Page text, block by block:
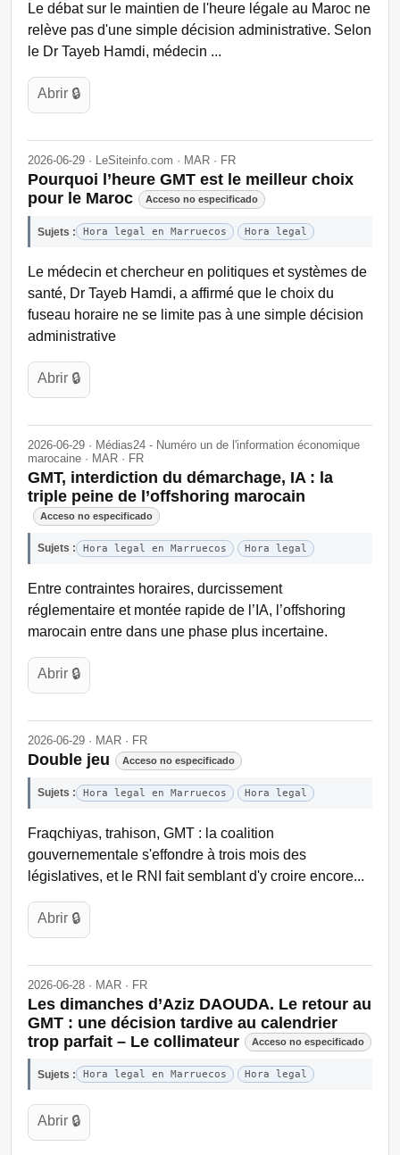
Le débat sur le maintien de l'heure légale au Maroc ne
relève pas d'une simple décision administrative. Selon
le Dr Tayeb Hamdi, médecin ...
Abrir 🔒
2026-06-29 · LeSiteinfo.com · MAR · FR
Pourquoi l’heure GMT est le meilleur choix
pour le Maroc
Acceso no especificado
Sujets : Hora legal en Marruecos Hora legal
Le médecin et chercheur en politiques et systèmes de
santé, Dr Tayeb Hamdi, a affirmé que le choix du
fuseau horaire ne se limite pas à une simple décision
administrative
Abrir 🔒
2026-06-29 · Médias24 - Numéro un de l'information économique
marocaine · MAR · FR
GMT, interdiction du démarchage, IA : la
triple peine de l’offshoring marocain
Acceso no especificado
Sujets : Hora legal en Marruecos Hora legal
Entre contraintes horaires, durcissement
réglementaire et montée rapide de l’IA, l’offshoring
marocain entre dans une phase plus incertaine.
Abrir 🔒
2026-06-29 · MAR · FR
Double jeu Acceso no especificado
Sujets : Hora legal en Marruecos Hora legal
Fraqchiyas, trahison, GMT : la coalition
gouvernementale s'effondre à trois mois des
législatives, et le RNI fait semblant d'y croire encore...
Abrir 🔒
2026-06-28 · MAR · FR
Les dimanches d’Aziz DAOUDA. Le retour au
GMT : une décision tardive au calendrier
trop parfait – Le collimateur
Acceso no especificado
Sujets : Hora legal en Marruecos Hora legal
Abrir 🔒